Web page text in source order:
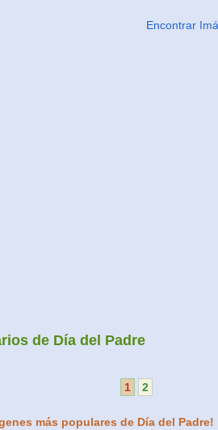
Encontrar
de Día del Padre
1 2
más populares de Día del Padre!